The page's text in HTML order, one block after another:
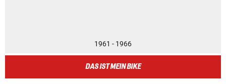
1961 - 1966
DAS IST MEIN BIKE